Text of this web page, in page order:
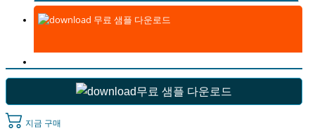
무료 샘플 다운로드
무료 샘플 다운로드
지금 구매